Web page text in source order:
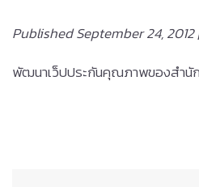
Published September 24, 2012
พัฒนาเว็ปประกันคุณภาพของสำนัก